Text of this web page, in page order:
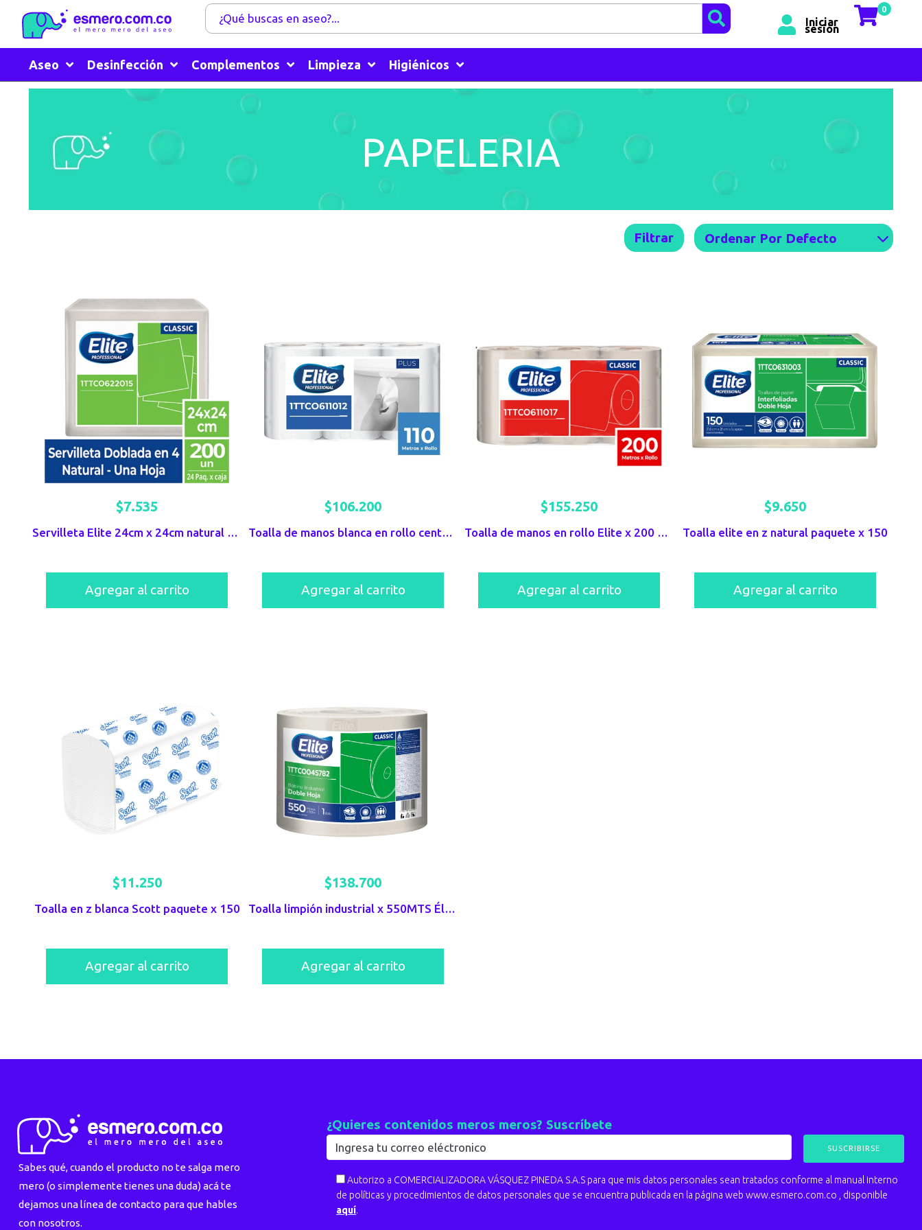
Iniciar
sesión
0
Aseo Desinfección Complementos Limpieza Higiénicos
PAPELERIA
Filtrar
Servilleta Elite 24cm x 24cm natural x 200unds
$7.535
Agregar al carrito
Toalla de manos blanca en rollo centeflow Elite x 110mts
$106.200
Agregar al carrito
Toalla de manos en rollo Elite x 200 mts DH natural x 3 unds
$155.250
Agregar al carrito
Toalla elite en z natural paquete x 150
$9.650
Agregar al carrito
Toalla en z blanca Scott paquete x 150
$11.250
Agregar al carrito
Toalla limpión industrial x 550MTS Élite
$138.700
Agregar al carrito
Sabes qué, cuando el producto no te salga mero
mero (o simplemente tienes una duda) acá te
dejamos una línea de contacto para que hables
con nosotros.
¿Quieres contenidos meros meros? Suscríbete
Autorizo a COMERCIALIZADORA VÁSQUEZ PINEDA S.A.S para que mis datos personales sean tratados conforme al manual interno
de políticas y procedimientos de datos personales que se encuentra publicada en la página web www.esmero.com.co , disponible
aquí.